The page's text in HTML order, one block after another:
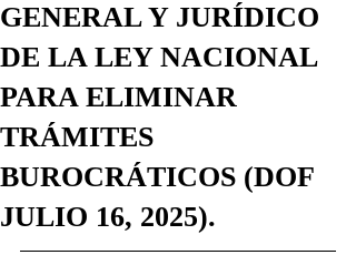
GENERAL Y JURÍDICO
DE LA LEY NACIONAL
PARA ELIMINAR
TRÁMITES
BUROCRÁTICOS (DOF
JULIO 16, 2025).